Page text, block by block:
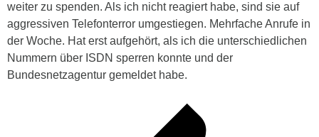
weiter zu spenden. Als ich nicht reagiert habe, sind sie auf
aggressiven Telefonterror umgestiegen. Mehrfache Anrufe in
der Woche. Hat erst aufgehört, als ich die unterschiedlichen
Nummern über ISDN sperren konnte und der
Bundesnetzagentur gemeldet habe.